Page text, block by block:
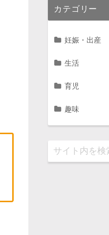
カテゴリー
妊娠・出産
生活
育児
趣味